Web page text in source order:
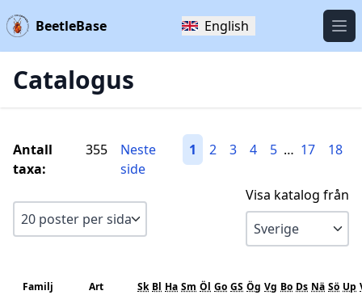
BeetleBase English
Catalogus
Antall
taxa:
355
Neste
side
1 2 3 4 5 … 17 18
Visa katalog från
Familj Art Sk Bl Ha Sm Öl Go GS Ög Vg Bo Ds Nä Sö Up